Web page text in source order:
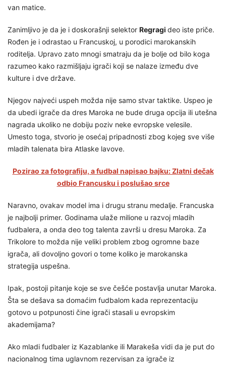
van matice.
Zanimljivo je da je i doskorašnji selektor Regragi deo iste priče.
Rođen je i odrastao u Francuskoj, u porodici marokanskih
roditelja. Upravo zato mnogi smatraju da je bolje od bilo koga
razumeo kako razmišljaju igrači koji se nalaze između dve
kulture i dve države.
Njegov najveći uspeh možda nije samo stvar taktike. Uspeo je
da ubedi igrače da dres Maroka ne bude druga opcija ili utešna
nagrada ukoliko ne dobiju poziv neke evropske velesile.
Umesto toga, stvorio je osećaj pripadnosti zbog kojeg sve više
mladih talenata bira Atlaske lavove.
Pozirao za fotografiju, a fudbal napisao bajku: Zlatni dečak
odbio Francusku i poslušao srce
Naravno, ovakav model ima i drugu stranu medalje. Francuska
je najbolji primer. Godinama ulaže milione u razvoj mladih
fudbalera, a onda deo tog talenta završi u dresu Maroka. Za
Trikolore to možda nije veliki problem zbog ogromne baze
igrača, ali dovoljno govori o tome koliko je marokanska
strategija uspešna.
Ipak, postoji pitanje koje se sve češće postavlja unutar Maroka.
Šta se dešava sa domaćim fudbalom kada reprezentaciju
gotovo u potpunosti čine igrači stasali u evropskim
akademijama?
Ako mladi fudbaler iz Kazablanke ili Marakeša vidi da je put do
nacionalnog tima uglavnom rezervisan za igrače iz